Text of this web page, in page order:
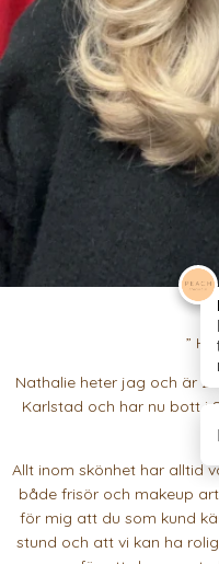
”
Nathalie heter jag och är
Karlstad och har nu bott i
Allt inom skönhet har alltid
både frisör och makeup
för mig att du som kund
stund och att vi kan ha